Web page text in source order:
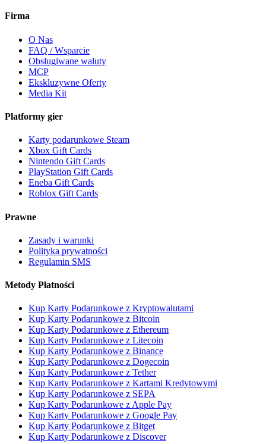
Firma
O Nas
FAQ / Wsparcie
Obsługiwane waluty
MCP
Ekskluzywne Oferty
Media Kit
Platformy gier
Karty podarunkowe Steam
Xbox Gift Cards
Nintendo Gift Cards
PlayStation Gift Cards
Eneba Gift Cards
Roblox Gift Cards
Prawne
Zasady i warunki
Polityka prywatności
Regulamin SMS
Metody Płatności
Kup Karty Podarunkowe z Kryptowalutami
Kup Karty Podarunkowe z Bitcoin
Kup Karty Podarunkowe z Ethereum
Kup Karty Podarunkowe z Litecoin
Kup Karty Podarunkowe z Binance
Kup Karty Podarunkowe z Dogecoin
Kup Karty Podarunkowe z Tether
Kup Karty Podarunkowe z Kartami Kredytowymi
Kup Karty Podarunkowe z SEPA
Kup Karty Podarunkowe z Apple Pay
Kup Karty Podarunkowe z Google Pay
Kup Karty Podarunkowe z Bitget
Kup Karty Podarunkowe z Discover